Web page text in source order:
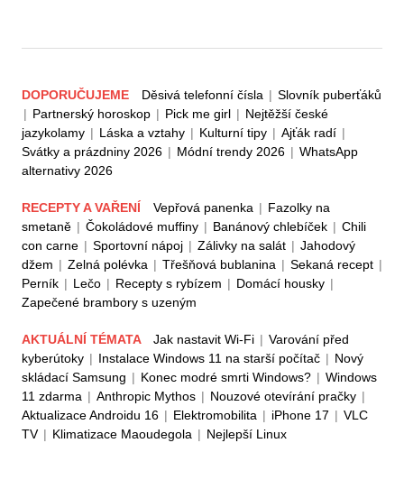
DOPORUČUJEME Děsivá telefonní čísla | Slovník puberťáků
| Partnerský horoskop | Pick me girl | Nejtěžší české
jazykolamy | Láska a vztahy | Kulturní tipy | Ajťák radí |
Svátky a prázdniny 2026 | Módní trendy 2026 | WhatsApp
alternativy 2026
RECEPTY A VAŘENÍ Vepřová panenka | Fazolky na
smetaně | Čokoládové muffiny | Banánový chlebíček | Chili
con carne | Sportovní nápoj | Zálivky na salát | Jahodový
džem | Zelná polévka | Třešňová bublanina | Sekaná recept |
Perník | Lečo | Recepty s rybízem | Domácí housky |
Zapečené brambory s uzeným
AKTUÁLNÍ TÉMATA Jak nastavit Wi-Fi | Varování před
kyberútoky | Instalace Windows 11 na starší počítač | Nový
skládací Samsung | Konec modré smrti Windows? | Windows
11 zdarma | Anthropic Mythos | Nouzové otevírání pračky |
Aktualizace Androidu 16 | Elektromobilita | iPhone 17 | VLC
TV | Klimatizace Maoudegola | Nejlepší Linux